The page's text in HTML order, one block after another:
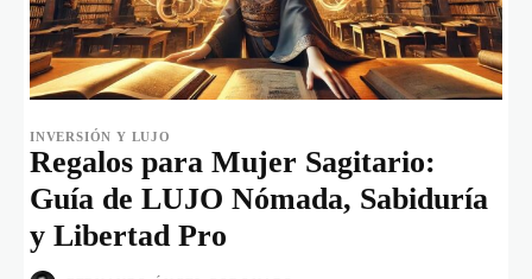
INVERSIÓN Y LUJO
Regalos para Mujer Sagitario:
Guía de LUJO Nómada, Sabiduría
y Libertad Pro